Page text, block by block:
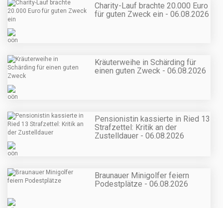
Charity-Lauf brachte 20.000 Euro
für guten Zweck ein - 06.08.2026
Kräuterweihe in Schärding für
einen guten Zweck - 06.08.2026
Pensionistin kassierte in Ried 13
Strafzettel: Kritik an der
Zustelldauer - 06.08.2026
Braunauer Minigolfer feiern
Podestplätze - 06.08.2026